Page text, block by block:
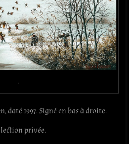
.
daté 1997. Signé en bas à droite.
privée.